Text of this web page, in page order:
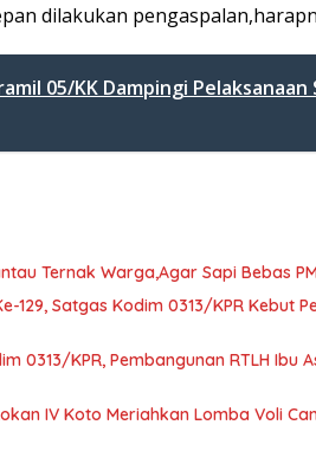
dilakukan
05/KK Dampingi Pelaksanaan
Ternak Warga,Agar Sapi Bebas
129, Satgas Kodim 0313/KPR Kebut
0313/KPR, Pembangunan RTLH Ibu
IV Koto Meriahkan Lomba Voli